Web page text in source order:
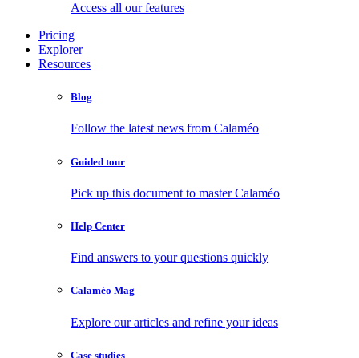
Access all our features
Pricing
Explorer
Resources
Blog
Follow the latest news from Calaméo
Guided tour
Pick up this document to master Calaméo
Help Center
Find answers to your questions quickly
Calaméo Mag
Explore our articles and refine your ideas
Case studies